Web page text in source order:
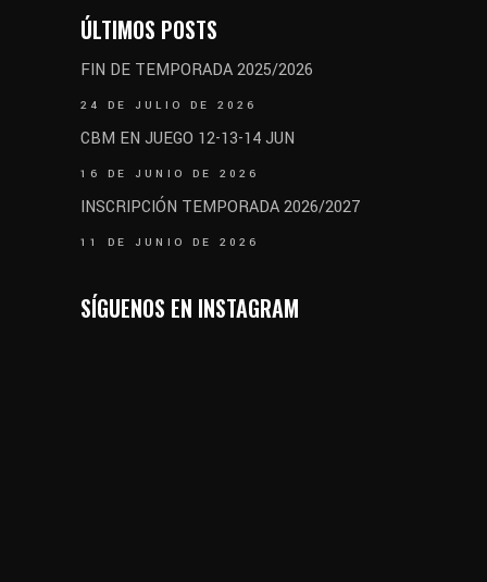
ÚLTIMOS POSTS
FIN DE TEMPORADA 2025/2026
24 DE JULIO DE 2026
CBM EN JUEGO 12-13-14 JUN
16 DE JUNIO DE 2026
INSCRIPCIÓN TEMPORADA 2026/2027
11 DE JUNIO DE 2026
SÍGUENOS EN INSTAGRAM